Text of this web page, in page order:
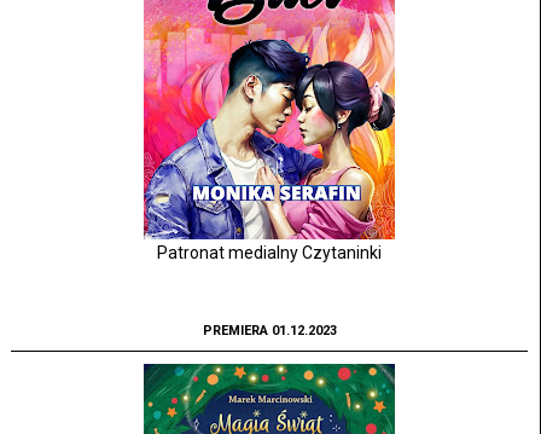
Patronat medialny Czytaninki
PREMIERA 01.12.2023